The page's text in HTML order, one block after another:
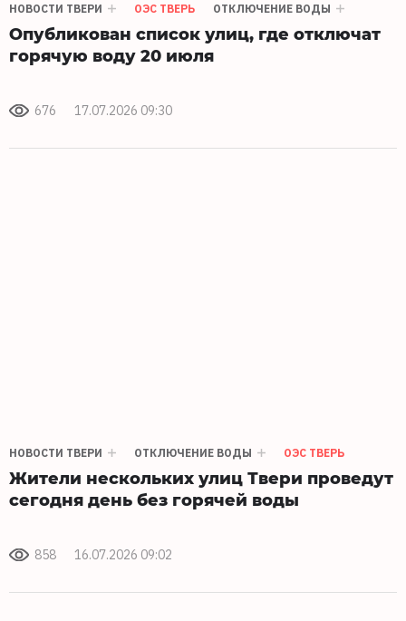
НОВОСТИ ТВЕРИ ОЭС ТВЕРЬ ОТКЛЮЧЕНИЕ ВОДЫ
Опубликован список улиц, где отключат
горячую воду 20 июля
676 17.07.2026 09:30
НОВОСТИ ТВЕРИ ОТКЛЮЧЕНИЕ ВОДЫ ОЭС ТВЕРЬ
Жители нескольких улиц Твери проведут
сегодня день без горячей воды
858 16.07.2026 09:02